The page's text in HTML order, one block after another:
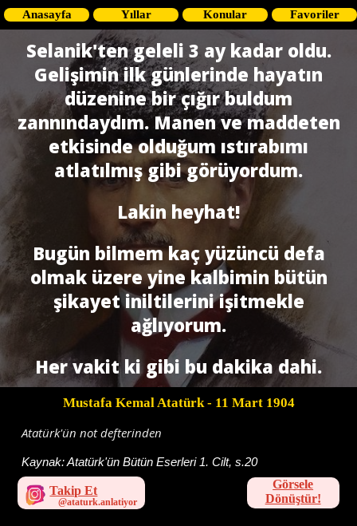
Anasayfa Yıllar Konular Favoriler
Selanik'ten geleli 3 ay kadar oldu.
Gelişimin ilk günlerinde hayatın
düzenine bir çığır buldum
zannındaydım. Manen ve maddeten
etkisinde olduğum ıstırabımı
atlatılmış gibi görüyordum.
Lakin heyhat!
Bugün bilmem kaç yüzüncü defa
olmak üzere yine kalbimin bütün
şikayet iniltilerini işitmekle
ağlıyorum.
Her vakit ki gibi bu dakika dahi.
Mustafa Kemal Atatürk- 11 Mart 1904
Atatürk'ün not defterinden
Kaynak:Atatürk'ün Bütün Eserleri 1. Cilt, s.20
Takip Et
Görsele
Dönüştür!